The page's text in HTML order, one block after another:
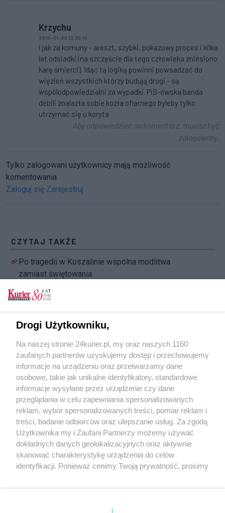
Krzychu
2019-01-06 13:30:16
i jak za komuny - areszt, szybki, pokazowy proces i kilka
lat odsiadki (na szczęście dla tego człowieka zniesiono
karę śmierci). Idąc tą logiką powinni powsadzać do
więzień wszystkich którzy budują drogi - są
wspólodpowiedzialni za wypadki. PiS-owska banda
debili znalazła sobie kozła ofiarnego byleby tylko
utrzymać się u koryta
Aby odpowiedzieć na komentarz, musisz być
zalogowany.
Tylko zalogowani użytkownicy mają możliwość
komentowania
Zaloguj się Zarejestruj
CZYTAJ TAKŻE
Po tragedii w Koszalinie wspólna modlitwa
zamiast świętowania
Prokuratura: Gaz przyczyną pożaru i śmierci
nastolatek w escape roomie (akt. 1)
W escape roomie, w którym doszło do pożaru,
było wiele niedociągnięć (akt. 1)
Pożar Escape Roomu. Pięć nastolatek nie żyje
(akt. 3)
POGODA
19℃
Zobacz prognozę na 3 dni
Drogi Użytkowniku,
Na naszej stronie 24kurier.pl, my oraz naszych 1160
zaufanych partnerów uzyskujemy dostęp i przechowujemy
informacje na urządzeniu oraz przetwarzamy dane
osobowe, takie jak unikalne identyfikatory, standardowe
informacje wysyłane przez urządzenie czy dane
przeglądania w celu zapewniania spersonalizowanych
reklam, wybór spersonalizowanych treści, pomiar reklam i
treści, badanie odbiorców oraz ulepszanie usług. Za zgodą
Użytkownika my i Zaufani Partnerzy możemy używać
dokładnych danych geolokalizacyjnych oraz aktywnie
skanować charakterystykę urządzenia do celów
identyfikacji. Ponieważ cenimy Twoją prywatność, prosimy
prywatności znajdujący się w lewym dolnym rogu strony